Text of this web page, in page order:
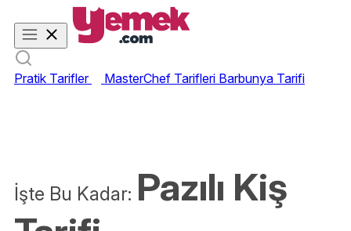
Pratik Tarifler MasterChef Tarifleri Barbunya Tarifi
İşte Bu Kadar: Pazılı Kiş